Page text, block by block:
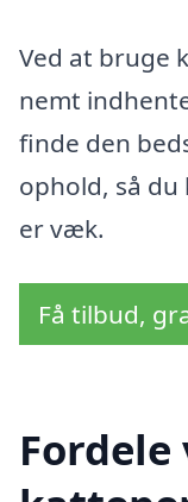
Ved at bruge
nemt
finde den
ophold, så du
er væk.
Få tilbud,